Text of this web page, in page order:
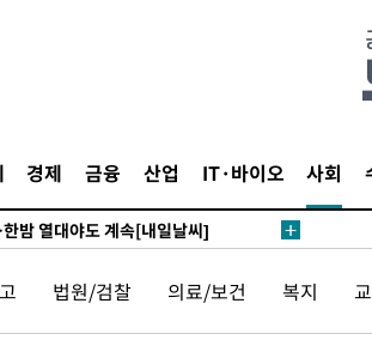
경제 금융 산업 IT·바이오 사회
대한축구협회·축구회관 등 압수수색
리탄도미사일…감시·경계태세 강
장애 발생…"원인 파악 중"
밤 열대야도 계속[내일날씨]
엔 美의 대한국 무역적자 있어"
회…초유의 압수수색에 '충격·당황'
법원/검찰 의료/보건 복지